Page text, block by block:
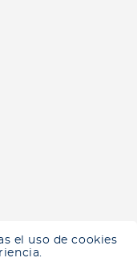
el uso de cookies